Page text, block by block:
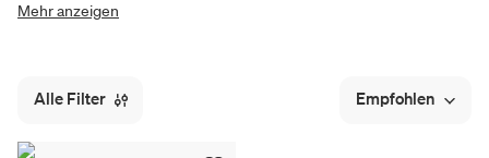
Mehr anzeigen
Alle Filter Empfohlen